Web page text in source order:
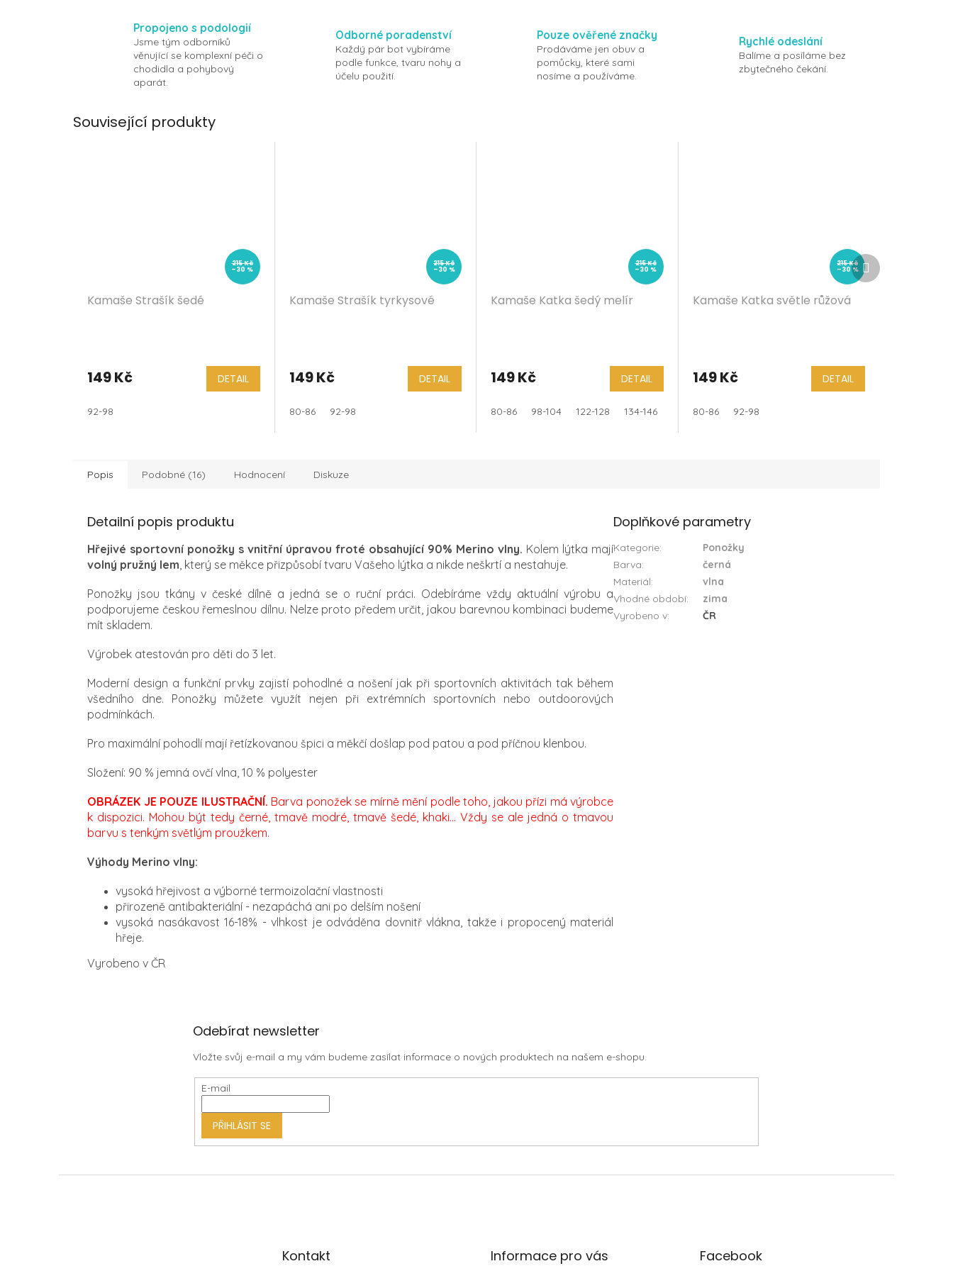
Propojeno s podologií
Jsme tým odborníků
věnující se komplexní péči o
chodidla a pohybový
aparát.
Odborné poradenství
Každý pár bot vybíráme
podle funkce, tvaru nohy a
účelu použití.
Pouze ověřené značky
Prodáváme jen obuv a
pomůcky, které sami
nosíme a používáme.
Rychlé odeslání
Balíme a posíláme bez
zbytečného čekání.
Související produkty
215 Kč
–30 %
Kamaše Strašík šedé
149 Kč DETAIL
92-98
215 Kč
–30 %
Kamaše Strašík tyrkysové
149 Kč DETAIL
80-86 92-98
215 Kč
–30 %
Kamaše Katka šedý melír
149 Kč DETAIL
80-86 98-104 122-128 134-146
215 Kč
–30 %
Kamaše Katka světle růžová
149 Kč DETAIL
80-86 92-98
Další
produkt
Popis Podobné (16) Hodnocení Diskuze
Detailní popis produktu
Hřejivé sportovní ponožky s vnitřní úpravou froté obsahující 90% Merino vlny. Kolem lýtka mají
volný pružný lem , který se měkce přizpůsobí tvaru Vašeho lýtka a nikde neškrtí a nestahuje.
Ponožky jsou tkány v české dílně a jedná se o ruční práci. Odebíráme vždy aktuální výrobu a
podporujeme českou řemeslnou dílnu. Nelze proto předem určit, jakou barevnou kombinaci budeme
mít skladem.
Výrobek atestován pro děti do 3 let.
Moderní design a funkční prvky zajistí pohodlné a nošení jak při sportovních aktivitách tak během
všedního dne. Ponožky můžete využít nejen při extrémních sportovních nebo outdoorových
podmínkách.
Pro maximální pohodlí mají řetízkovanou špici a měkčí došlap pod patou a pod příčnou klenbou.
Složení: 90 % jemná ovčí vlna, 10 % polyester
OBRÁZEK JE POUZE ILUSTRAČNÍ. Barva ponožek se mírně mění podle toho, jakou přízi má výrobce
k dispozici. Mohou být tedy černé, tmavě modré, tmavě šedé, khaki... Vždy se ale jedná o tmavou
barvu s tenkým světlým proužkem.
Výhody Merino vlny:
vysoká hřejivost a výborné termoizolační vlastnosti
přirozeně antibakteriální - nezapáchá ani po delším nošení
vysoká nasákavost 16-18% - vlhkost je odváděna dovnitř vlákna, takže i propocený materiál
hřeje.
Vyrobeno v ČR
Doplňkové parametry
Kategorie:
Ponožky
Barva:
černá
Materiál:
vlna
Vhodné období:
zima
Vyrobeno v: ČR
Odebírat newsletter
Vložte svůj e-mail a my vám budeme zasílat informace o nových produktech na našem e-shopu.
E-mail
PŘIHLÁSIT SE
Kontakt Informace pro vás Facebook